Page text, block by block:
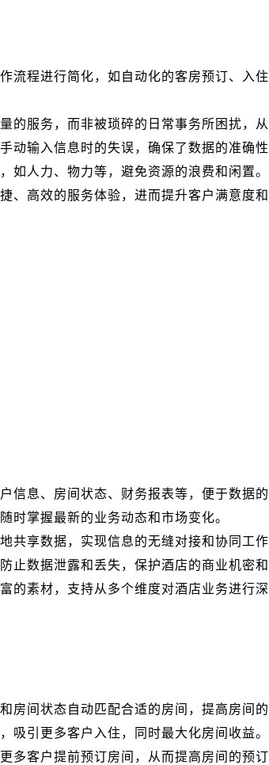
流程进行简化，如自动化的客房预订、入
的服务，而非被琐碎的日常事务所困扰，
动输入信息时的失误，确保了数据的准确性
如人力、物力等，避免资源的浪费和闲置。
、高效的服务体验，进而提升客户满意度和
信息、房间状态、财务报表等，便于数据的
时掌握最新的业务动态和市场变化。
共享数据，实现信息的无缝对接和协同工作
止数据泄露和丢失，保护酒店的商业机密和
的素材，支持从多个维度对酒店业务进行深
房间状态自动匹配合适的房间，提高房间的
吸引更多客户入住，同时最大化房间收益。
多客户提前预订房间，从而提高房间的预订